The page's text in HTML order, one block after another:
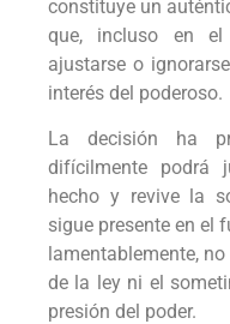
constituye un
que, incluso en el
ajustarse o
interés del poderoso.
La decisión ha
difícilmente podrá
hecho y revive la
sigue presente en el
lamentablemente,
de la ley ni el
presión del poder.